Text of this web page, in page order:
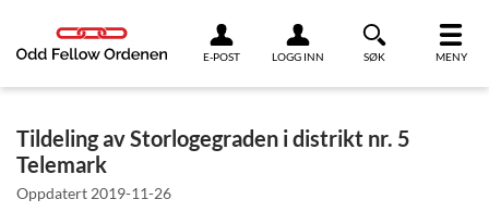
E-POST LOGG INN SØK MENY
Tildeling av Storlogegraden i distrikt nr. 5
Telemark
Oppdatert 2019-11-26